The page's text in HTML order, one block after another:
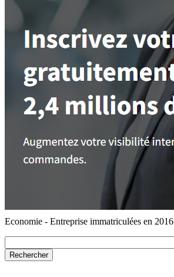
Economie - Entreprise immatriculées en 2016